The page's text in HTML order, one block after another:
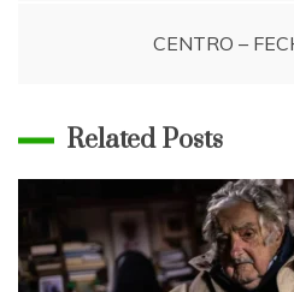
CENTRO –
Related Posts